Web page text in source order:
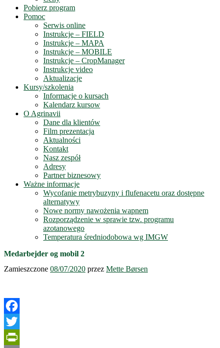
Pobierz program
Pomoc
Serwis online
Instrukcje – FIELD
Instrukcje – MAPA
Instrukcje – MOBILE
Instrukcje – CropManager
Instrukcje video
Aktualizacje
Kursy/szkolenia
Informacje o kursach
Kalendarz kursow
O Agrinavii
Dane dla klientów
Film prezentacja
Aktualności
Kontakt
Nasz zespół
Adresy
Partner biznesowy
Ważne informacje
Wycofanie metrybuzyny i flufenacetu oraz dostępne
alternatywy
Nowe normy nawożenia wapnem
Rozporządzenie w sprawie tzw. programu
azotanowego
Temperatura średniodobowa wg IMGW
Medarbejder og mobil 2
Zamieszczone 08/07/2020 przez Mette Børsen
Facebook
Twitter